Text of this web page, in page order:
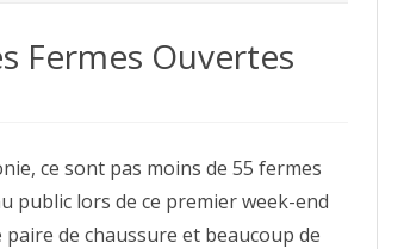
Fermes Ouvertes
des
Journées
Fermes
Ouvertes
ce sont pas moins de 55 fermes
public lors de ce premier week-end
de chaussure et beaucoup de